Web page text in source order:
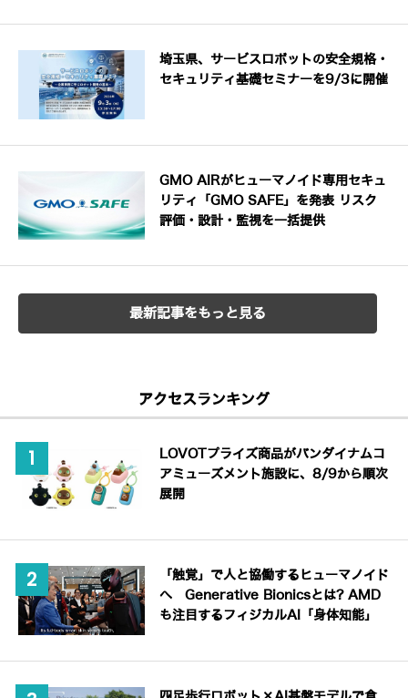
埼玉県、サービスロボットの安全規格・
セキュリティ基礎セミナーを9/3に開催
GMO AIRがヒューマノイド専用セキュ
リティ「GMO SAFE」を発表 リスク
評価・設計・監視を一括提供
最新記事をもっと見る
アクセスランキング
LOVOTプライズ商品がバンダイナムコ
アミューズメント施設に、8/9から順次
展開
「触覚」で人と協働するヒューマノイド
へ Generative Bionicsとは? AMD
も注目するフィジカルAI「身体知能」